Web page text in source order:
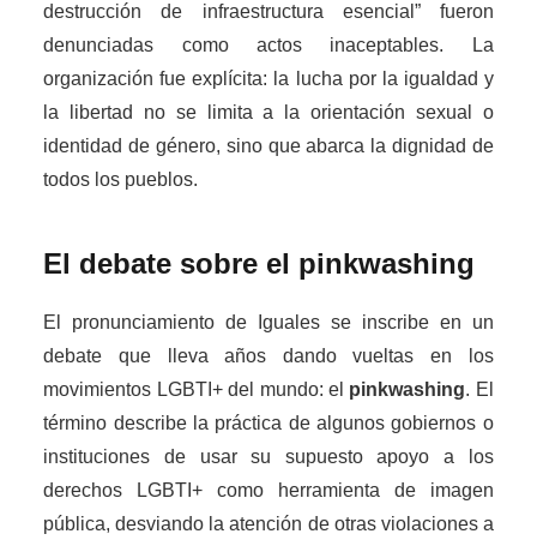
destrucción de infraestructura esencial” fueron
denunciadas como actos inaceptables. La
organización fue explícita: la lucha por la igualdad y
la libertad no se limita a la orientación sexual o
identidad de género, sino que abarca la dignidad de
todos los pueblos.
El debate sobre el pinkwashing
El pronunciamiento de Iguales se inscribe en un
debate que lleva años dando vueltas en los
movimientos LGBTI+ del mundo: el pinkwashing. El
término describe la práctica de algunos gobiernos o
instituciones de usar su supuesto apoyo a los
derechos LGBTI+ como herramienta de imagen
pública, desviando la atención de otras violaciones a